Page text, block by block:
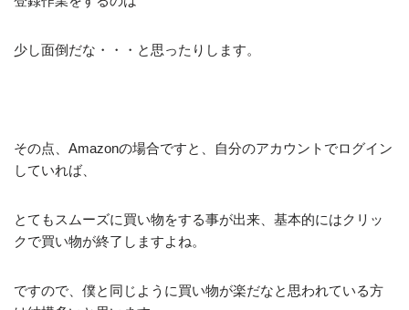
少し面倒だな・・・と思ったりします。
その点、Amazonの場合ですと、自分のアカウントでログイン
していれば、
とてもスムーズに買い物をする事が出来、基本的にはクリッ
クで買い物が終了しますよね。
ですので、僕と同じように買い物が楽だなと思われている方